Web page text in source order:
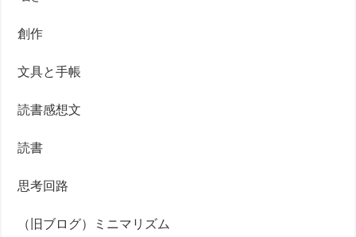
創作
文具と手帳
読書感想文
読書
思考回路
（旧ブログ）ミニマリズム